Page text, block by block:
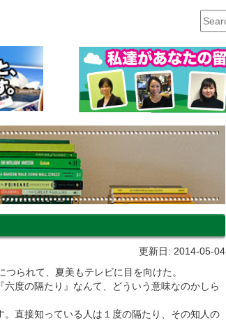
更新日: 2014-05-04
られて、夏美もテレビに目を向けた。
度の隔たり』なんて、どういう意味なのかしら
。直接知っている人は１度の隔たり、その知人の